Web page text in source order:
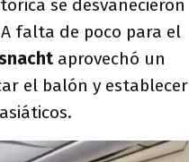
se desvanecieron
falta de poco para el
aprovechó un
el balón y establecer